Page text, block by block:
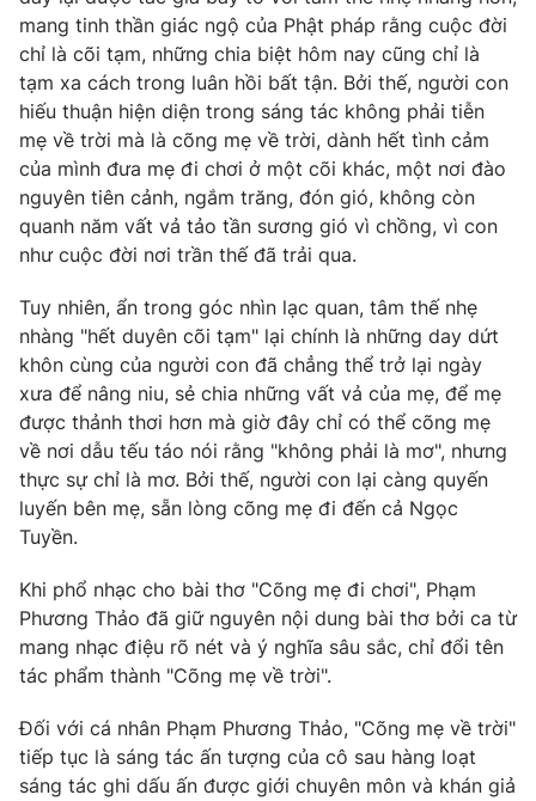
Thị trường 24h Tấm lòng Việt
VTV4 Vươn mình bằng AI
VTV9 VTV8
Liên hệ tòa soạn English
THỜI BÁO VTV
Theo dõi báo trên
Cơ quan báo chí:Thời báo VTV
Giấy phép hoạt động báo in và báo điện tử số 483/GP-BTTTT
cấp ngày 29/12/2023
Tổng Biên tập:Vũ Thanh Thủy
Phó Tổng Biên tập:Nguyễn Thị Mỹ Hạnh, Phạm Quốc Thắng,
Nguyễn Trọng Ninh
Tổng đài VTV: 024.38 355 931 - 024.38 355 932
mang tinh thần giác ngộ của Phật pháp rằng cuộc đời
chỉ là cõi tạm, những chia biệt hôm nay cũng chỉ là
tạm xa cách trong luân hồi bất tận. Bởi thế, người con
hiếu thuận hiện diện trong sáng tác không phải tiễn
mẹ về trời mà là cõng mẹ về trời, dành hết tình cảm
của mình đưa mẹ đi chơi ở một cõi khác, một nơi đào
nguyên tiên cảnh, ngắm trăng, đón gió, không còn
quanh năm vất vả tảo tần sương gió vì chồng, vì con
như cuộc đời nơi trần thế đã trải qua.
Tuy nhiên, ẩn trong góc nhìn lạc quan, tâm thế nhẹ
nhàng "hết duyên cõi tạm" lại chính là những day dứt
khôn cùng của người con đã chẳng thể trở lại ngày
xưa để nâng niu, sẻ chia những vất vả của mẹ, để mẹ
được thảnh thơi hơn mà giờ đây chỉ có thể cõng mẹ
về nơi dẫu tếu táo nói rằng "không phải là mơ", nhưng
thực sự chỉ là mơ. Bởi thế, người con lại càng quyến
luyến bên mẹ, sẵn lòng cõng mẹ đi đến cả Ngọc
Tuyền.
Khi phổ nhạc cho bài thơ "Cõng mẹ đi chơi", Phạm
Phương Thảo đã giữ nguyên nội dung bài thơ bởi ca từ
mang nhạc điệu rõ nét và ý nghĩa sâu sắc, chỉ đổi tên
tác phẩm thành "Cõng mẹ về trời".
Đối với cá nhân Phạm Phương Thảo, "Cõng mẹ về trời"
tiếp tục là sáng tác ấn tượng của cô sau hàng loạt
sáng tác ghi dấu ấn được giới chuyên môn và khán giả